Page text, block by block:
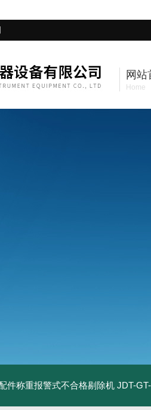
网站
Home
件称重报警式不合格剔除机 JDT-